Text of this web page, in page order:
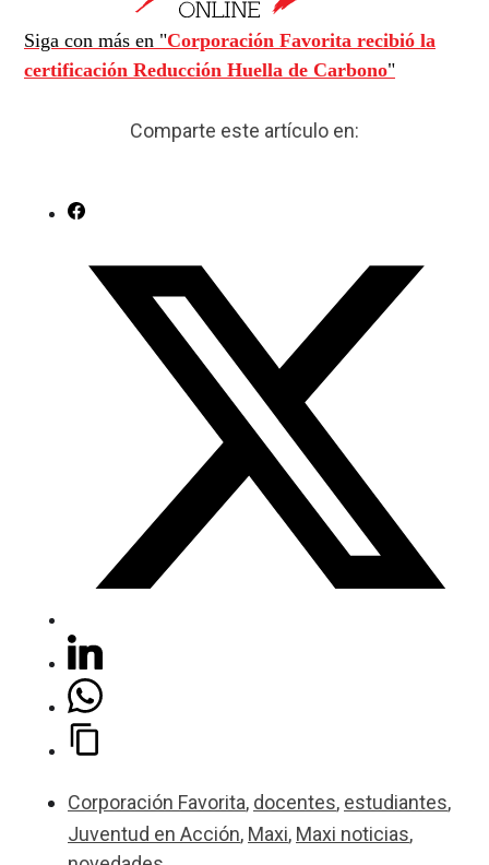
Siga con más en "Corporación Favorita recibió la
certificación Reducción Huella de Carbono"
Comparte este artículo en:
Corporación Favorita, docentes, estudiantes,
Juventud en Acción, Maxi, Maxi noticias,